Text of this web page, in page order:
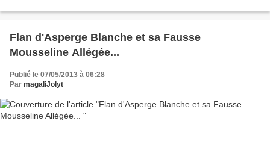
Flan d'Asperge Blanche et sa Fausse
Mousseline Allégée...
Publié le 07/05/2013 à 06:28
Par magaliJolyt